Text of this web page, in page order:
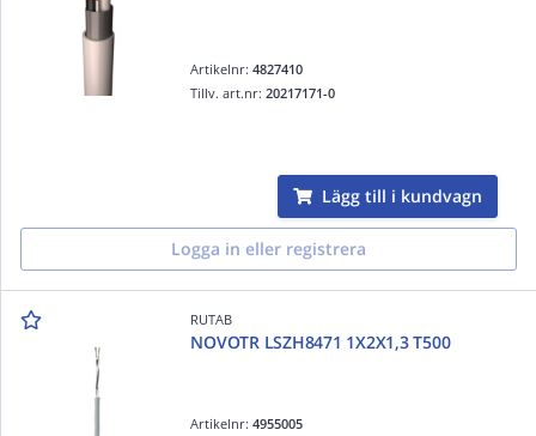
Artikelnr:4827410
Tillv. art.nr:20217171-0
Lägg till i kundvagn
Logga in eller registrera
RUTAB
NOVOTR LSZH8471 1X2X1,3 T500
Artikelnr:4955005